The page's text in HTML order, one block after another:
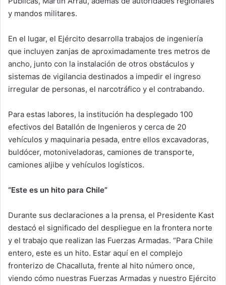
y mandos militares.
En el lugar, el Ejército desarrolla trabajos de ingeniería
que incluyen zanjas de aproximadamente tres metros de
ancho, junto con la instalación de otros obstáculos y
sistemas de vigilancia destinados a impedir el ingreso
irregular de personas, el narcotráfico y el contrabando.
Para estas labores, la institución ha desplegado 100
efectivos del Batallón de Ingenieros y cerca de 20
vehículos y maquinaria pesada, entre ellos excavadoras,
buldócer, motoniveladoras, camiones de transporte,
camiones aljibe y vehículos logísticos.
“Este es un hito para Chile”
Durante sus declaraciones a la prensa, el Presidente Kast
destacó el significado del despliegue en la frontera norte
y el trabajo que realizan las Fuerzas Armadas. “Para Chile
entero, este es un hito. Estar aquí en el complejo
fronterizo de Chacalluta, frente al hito número once,
viendo cómo nuestras Fuerzas Armadas y nuestro Ejército